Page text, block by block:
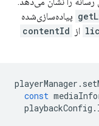
پیاده‌سازی‌شده
از contentId
playerManager .
const
playbackConfig .